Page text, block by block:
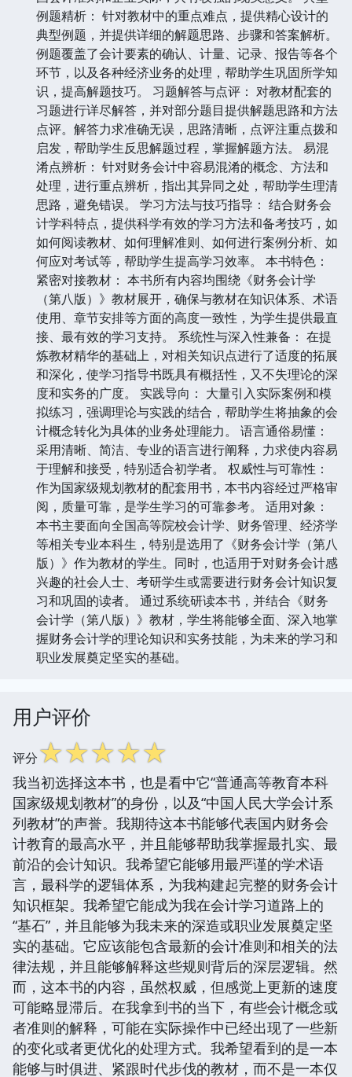
例题精析： 针对教材中的重点难点，提供精心设计的
典型例题，并提供详细的解题思路、步骤和答案解析。
例题覆盖了会计要素的确认、计量、记录、报告等各个
环节，以及各种经济业务的处理，帮助学生巩固所学知
识，提高解题技巧。 习题解答与点评： 对教材配套的
习题进行详尽解答，并对部分题目提供解题思路和方法
点评。解答力求准确无误，思路清晰，点评注重点拨和
启发，帮助学生反思解题过程，掌握解题方法。 易混
淆点辨析： 针对财务会计中容易混淆的概念、方法和
处理，进行重点辨析，指出其异同之处，帮助学生理清
思路，避免错误。 学习方法与技巧指导： 结合财务会
计学科特点，提供科学有效的学习方法和备考技巧，如
如何阅读教材、如何理解准则、如何进行案例分析、如
何应对考试等，帮助学生提高学习效率。 本书特色：
紧密对接教材： 本书所有内容均围绕《财务会计学
（第八版）》教材展开，确保与教材在知识体系、术语
使用、章节安排等方面的高度一致性，为学生提供最直
接、最有效的学习支持。 系统性与深入性兼备： 在提
炼教材精华的基础上，对相关知识点进行了适度的拓展
和深化，使学习指导书既具有概括性，又不失理论的深
度和实务的广度。 实践导向： 大量引入实际案例和模
拟练习，强调理论与实践的结合，帮助学生将抽象的会
计概念转化为具体的业务处理能力。 语言通俗易懂：
采用清晰、简洁、专业的语言进行阐释，力求使内容易
于理解和接受，特别适合初学者。 权威性与可靠性：
作为国家级规划教材的配套用书，本书内容经过严格审
阅，质量可靠，是学生学习的可靠参考。 适用对象：
本书主要面向全国高等院校会计学、财务管理、经济学
等相关专业本科生，特别是选用了《财务会计学（第八
版）》作为教材的学生。同时，也适用于对财务会计感
兴趣的社会人士、考研学生或需要进行财务会计知识复
习和巩固的读者。 通过系统研读本书，并结合《财务
会计学（第八版）》教材，学生将能够全面、深入地掌
握财务会计学的理论知识和实务技能，为未来的学习和
职业发展奠定坚实的基础。
用户评价
评分☆☆☆☆☆
我当初选择这本书，也是看中它“普通高等教育本科
国家级规划教材”的身份，以及“中国人民大学会计系
列教材”的声誉。我期待这本书能够代表国内财务会
计教育的最高水平，并且能够帮助我掌握最扎实、最
前沿的会计知识。我希望它能够用最严谨的学术语
言，最科学的逻辑体系，为我构建起完整的财务会计
知识框架。我希望它能成为我在会计学习道路上的
“基石”，并且能够为我未来的深造或职业发展奠定坚
实的基础。它应该能包含最新的会计准则和相关的法
律法规，并且能够解释这些规则背后的深层逻辑。然
而，这本书的内容，虽然权威，但感觉上更新的速度
可能略显滞后。在我拿到书的当下，有些会计概念或
者准则的解释，可能在实际操作中已经出现了一些新
的变化或者更优化的处理方式。我希望看到的是一本
能够与时俱进、紧跟时代步伐的教材，而不是一本仅